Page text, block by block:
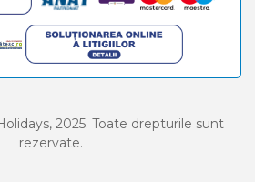
2025. Toate drepturile sunt
rezervate.